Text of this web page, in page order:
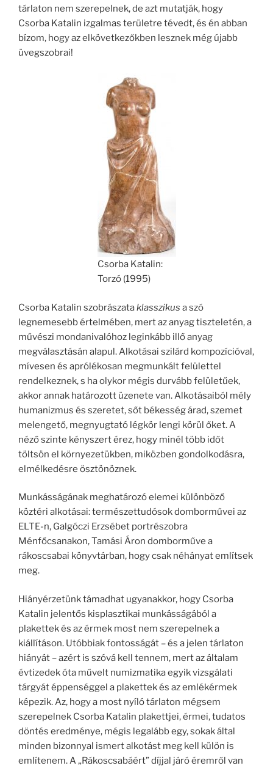
tárlaton nem szerepelnek, de azt mutatják, hogy
Csorba Katalin izgalmas területre tévedt, és én abban
bízom, hogy az elkövetkezőkben lesznek még újabb
üvegszobrai!
Csorba Katalin:
Torzó (1995)
Csorba Katalin szobrászataklasszikus a szó
legnemesebb értelmében, mert az anyag tiszteletén, a
művészi mondanivalóhoz leginkább illő anyag
megválasztásán alapul. Alkotásai szilárd kompozícióval,
mívesen és aprólékosan megmunkált felülettel
rendelkeznek, s ha olykor mégis durvább felületűek,
akkor annak határozott üzenete van. Alkotásaiból mély
humanizmus és szeretet, sőt békesség árad, szemet
melengető, megnyugtató légkör lengi körül őket. A
néző szinte kényszert érez, hogy minél több időt
töltsön el környezetükben, miközben gondolkodásra,
elmélkedésre ösztönöznek.
Munkásságának meghatározó elemei különböző
köztéri alkotásai: természettudósok domborművei az
ELTE-n, Galgóczi Erzsébet portrészobra
Ménfőcsanakon, Tamási Áron domborműve a
rákoscsabai könyvtárban, hogy csak néhányat említsek
meg.
Hiányérzetünk támadhat ugyanakkor, hogy Csorba
Katalin jelentős kisplasztikai munkásságából a
plakettek és az érmek most nem szerepelnek a
kiállításon. Utóbbiak fontosságát – és a jelen tárlaton
hiányát – azért is szóvá kell tennem, mert az általam
évtizedek óta művelt numizmatika egyik vizsgálati
tárgyát éppenséggel a plakettek és az emlékérmek
képezik. Az, hogy a most nyíló tárlaton mégsem
szerepelnek Csorba Katalin plakettjei, érmei, tudatos
döntés eredménye, mégis legalább egy, sokak által
minden bizonnyal ismert alkotást meg kell külön is
említenem. A „Rákoscsabáért” díjjal járó éremről van